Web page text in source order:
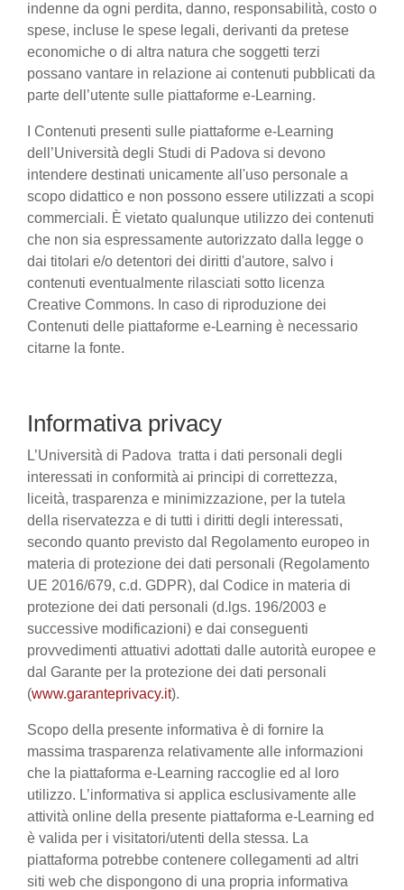
indenne da ogni perdita, danno, responsabilità, costo o
spese, incluse le spese legali, derivanti da pretese
economiche o di altra natura che soggetti terzi
possano vantare in relazione ai contenuti pubblicati da
parte dell’utente sulle piattaforme e-Learning.
I Contenuti presenti sulle piattaforme e-Learning
dell’Università degli Studi di Padova si devono
intendere destinati unicamente all'uso personale a
scopo didattico e non possono essere utilizzati a scopi
commerciali. È vietato qualunque utilizzo dei contenuti
che non sia espressamente autorizzato dalla legge o
dai titolari e/o detentori dei diritti d'autore, salvo i
contenuti eventualmente rilasciati sotto licenza
Creative Commons. In caso di riproduzione dei
Contenuti delle piattaforme e-Learning è necessario
citarne la fonte.
Informativa privacy
L’Università di Padova tratta i dati personali degli
interessati in conformità ai principi di correttezza,
liceità, trasparenza e minimizzazione, per la tutela
della riservatezza e di tutti i diritti degli interessati,
secondo quanto previsto dal Regolamento europeo in
materia di protezione dei dati personali (Regolamento
UE 2016/679, c.d. GDPR), dal Codice in materia di
protezione dei dati personali (d.lgs. 196/2003 e
successive modificazioni) e dai conseguenti
provvedimenti attuativi adottati dalle autorità europee e
dal Garante per la protezione dei dati personali
(www.garanteprivacy.it).
Scopo della presente informativa è di fornire la
massima trasparenza relativamente alle informazioni
che la piattaforma e-Learning raccoglie ed al loro
utilizzo. L’informativa si applica esclusivamente alle
attività online della presente piattaforma e-Learning ed
è valida per i visitatori/utenti della stessa. La
piattaforma potrebbe contenere collegamenti ad altri
siti web che dispongono di una propria informativa